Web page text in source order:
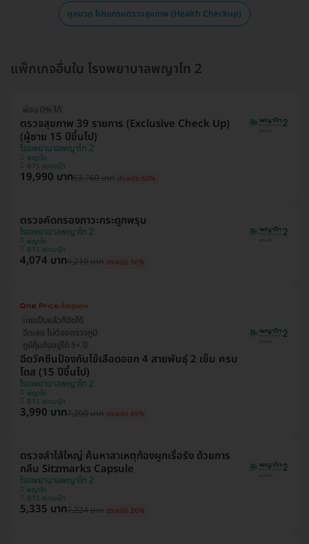
ดูหมวด โปรแกรมตรวจสุขภาพ (Health Checkup)
แพ็กเกจอื่นใน โรงพยาบาลพญาไท 2
ผ่อน 0% ได้
ตรวจสุขภาพ 39 รายการ (Exclusive Check Up)
(ผู้ชาย 15 ปีขึ้นไป)
โรงพยาบาลพญาไท 2
พญาไท
BTS สนามเป้า
19,990 บาท53,760 บาท ประหยัด 60%
ตรวจคัดกรองภาวะกระดูกพรุน
โรงพยาบาลพญาไท 2
พญาไท
BTS สนามเป้า
4,074 บาท9,210 บาท ประหยัด 56%
เคยเป็นแล้วก็ฉีดได้
ฉีดเลย ไม่ต้องตรวจภูมิ
ภูมิคุ้มกันอยู่ได้ 5+ ปี
ฉีดวัคซีนป้องกันไข้เลือดออก 4 สายพันธุ์ 2 เข็ม ครบ
โดส (15 ปีขึ้นไป)
โรงพยาบาลพญาไท 2
พญาไท
BTS สนามเป้า
3,990 บาท7,200 บาท ประหยัด 45%
ตรวจลำไส้ใหญ่ ค้นหาสาเหตุท้องผูกเรื้อรัง ด้วยการ
กลืน Sitzmarks Capsule
โรงพยาบาลพญาไท 2
พญาไท
BTS สนามเป้า
5,335 บาท7,224 บาท ประหยัด 26%